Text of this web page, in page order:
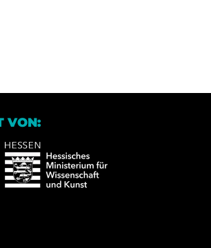
VON: